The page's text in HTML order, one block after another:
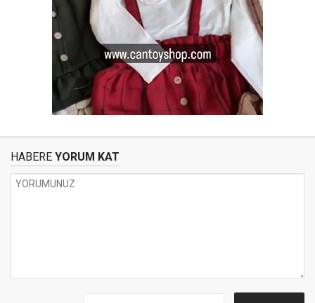
HABERE YORUM KAT